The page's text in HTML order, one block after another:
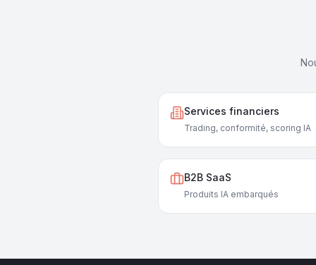
Services financiers
Trading, conformité, scoring IA
B2B SaaS
Produits IA embarqués